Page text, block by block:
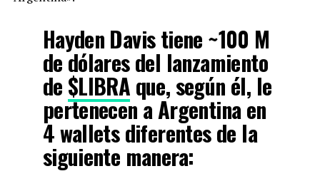
Hayden Davis tiene ~100 M
de dólares del lanzamiento
de $LIBRA que, según él, le
pertenecen a Argentina en
4 wallets diferentes de la
siguiente manera: